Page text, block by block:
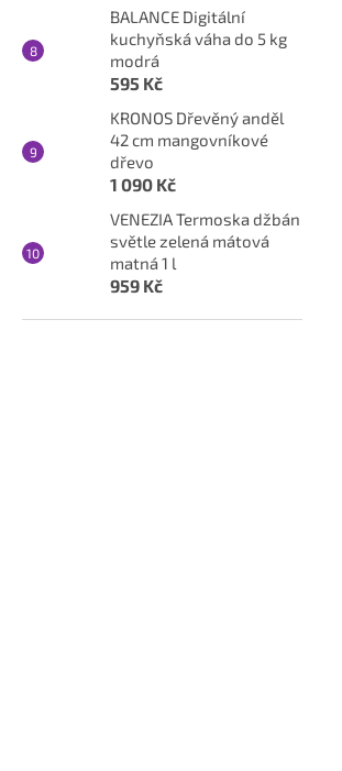
BALANCE Digitální
kuchyňská váha do 5 kg
modrá
595 Kč
KRONOS Dřevěný anděl
42 cm mangovníkové
dřevo
1 090 Kč
VENEZIA Termoska džbán
světle zelená mátová
matná 1 l
959 Kč